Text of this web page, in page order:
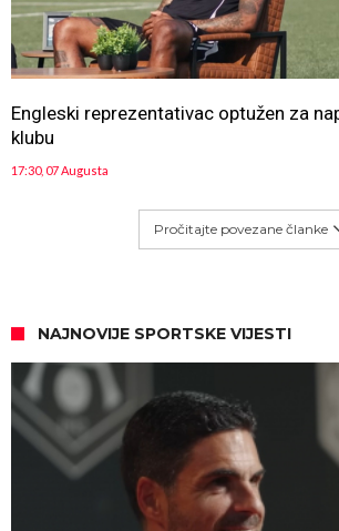
Engleski reprezentativac optužen za
klubu
17:30, 07 Augusta
Pročitajte povezane članke
NAJNOVIJE SPORTSKE VIJESTI